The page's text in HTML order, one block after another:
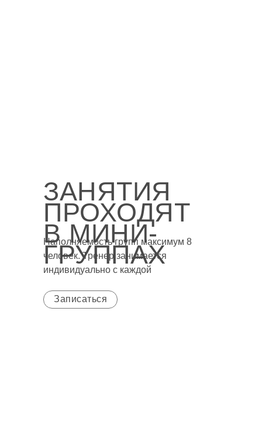
ЗАНЯТИЯ
ПРОХОДЯТ
В МИНИ-
ГРУППАХ
Наполняемость групп максимум 8
человек. Тренер занимается
индивидуально с каждой
Записаться